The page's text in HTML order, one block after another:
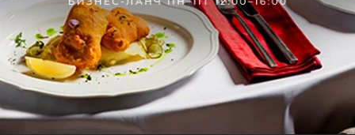
Десерты
Кондитерские изделия собственного
производства (отпускаются по весу
готовой продукции)